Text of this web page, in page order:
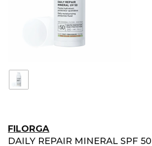
FILORGA
DAILY REPAIR MINERAL SPF 50